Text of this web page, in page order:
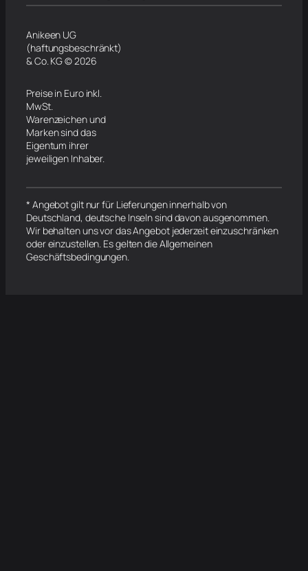
Anikeen UG
(haftungsbeschränkt)
& Co. KG © 2026
Preise in Euro inkl.
MwSt.
Warenzeichen und
Marken sind das
Eigentum ihrer
jeweiligen Inhaber.
* Angebot gilt nur für Lieferungen innerhalb von
Deutschland, deutsche Inseln sind davon ausgenommen.
Wir behalten uns vor das Angebot jederzeit einzuschränken
oder einzustellen. Es gelten die Allgemeinen
Geschäftsbedingungen.